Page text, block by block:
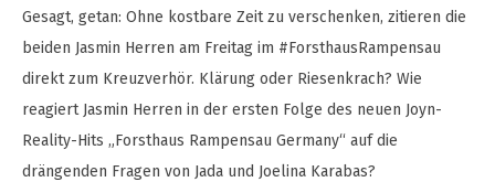
Gesagt, getan: Ohne kostbare Zeit zu verschenken, zitieren die
beiden Jasmin Herren am Freitag im #ForsthausRampensau
direkt zum Kreuzverhör. Klärung oder Riesenkrach? Wie
reagiert Jasmin Herren in der ersten Folge des neuen Joyn-
Reality-Hits „Forsthaus Rampensau Germany“ auf die
drängenden Fragen von Jada und Joelina Karabas?